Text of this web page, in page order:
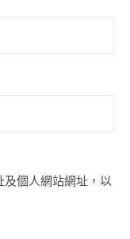
及個人網站網址，以